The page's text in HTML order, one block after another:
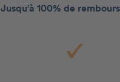
Jusqu’à 100% de